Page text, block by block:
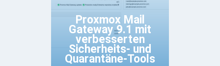
Proxmox Mail
Gateway 9.1 mit
verbesserten
Sicherheits- und
Quarantäne-Tools